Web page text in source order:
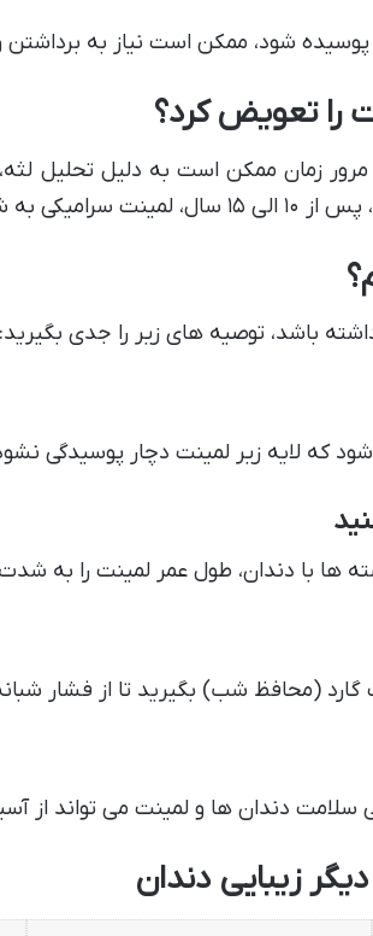
پوسیده شود، ممکن است نیاز به
را تعویض کرد؟
زمان ممکن است به دلیل تحلیل
می شود.
باشد، توصیه های زیر را جدی بگیرید:
که لایه زیر لمینت دچار پوسیدگی
ها با دندان، طول عمر لمینت را به
گارد (محافظ شب) بگیرید تا از فشار
سلامت دندان ها و لمینت می تواند از
زیبایی دندان